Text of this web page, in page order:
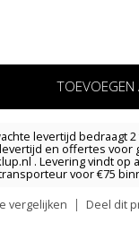
TOEVOEGEN
levertijd bedraagt
en offertes voor
. Levering vindt op
voor €75
vergelijken Deel dit